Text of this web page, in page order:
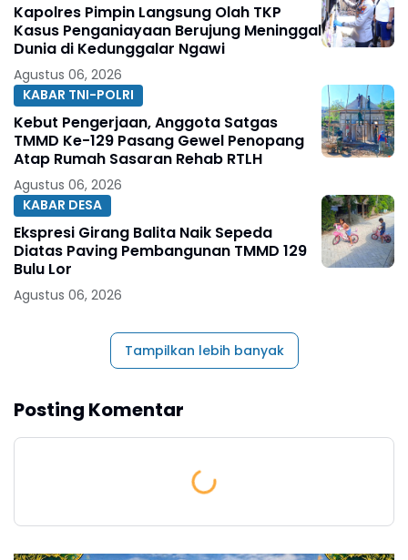
Kapolres Pimpin Langsung Olah TKP
Kasus Penganiayaan Berujung Meninggal
Dunia di Kedunggalar Ngawi
Agustus 06, 2026
KABAR TNI-POLRI
Kebut Pengerjaan, Anggota Satgas
TMMD Ke-129 Pasang Gewel Penopang
Atap Rumah Sasaran Rehab RTLH
Agustus 06, 2026
KABAR DESA
Ekspresi Girang Balita Naik Sepeda
Diatas Paving Pembangunan TMMD 129
Bulu Lor
Agustus 06, 2026
Tampilkan lebih banyak
Posting Komentar